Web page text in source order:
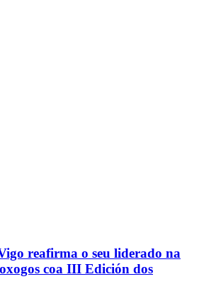
reafirma o seu liderado na
coa III Edición dos